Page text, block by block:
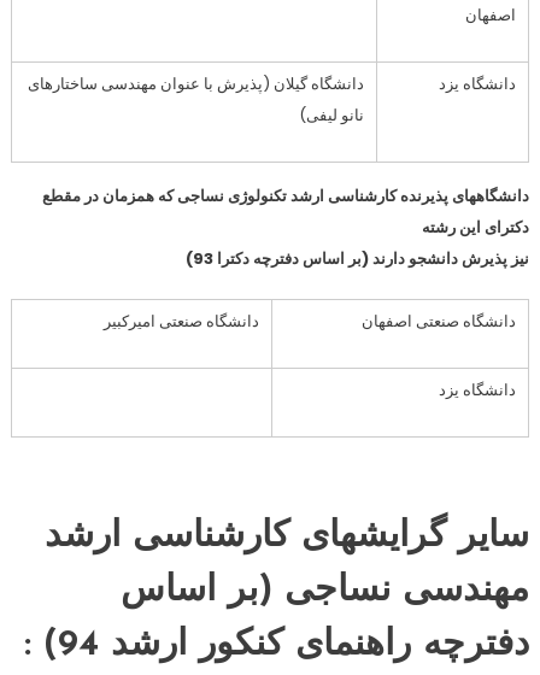
اصفهان
دانشگاه یزد
دانشگاه گیلان (پذیرش با عنوان مهندسی ساختارهای
نانو لیفی)
دانشگاههای پذیرنده کارشناسی ارشد تکنولوژی نساجی که همزمان در مقطع
دکترای این رشته
نیز پذیرش دانشجو دارند (بر اساس دفترچه دکترا 93)
دانشگاه صنعتی اصفهان دانشگاه صنعتی امیرکبیر
دانشگاه یزد
سایر گرایشهای کارشناسی ارشد
مهندسی نساجی (بر اساس
دفترچه راهنمای کنکور ارشد 94) :